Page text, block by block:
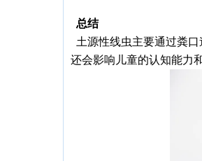
总结
土源性线虫主要通过粪
还会影响儿童的认知能力